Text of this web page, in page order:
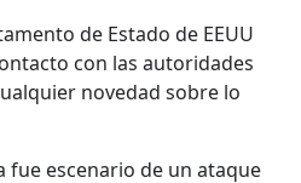
de Estado de EEUU
con las autoridades
novedad sobre lo
fue escenario de un ataque